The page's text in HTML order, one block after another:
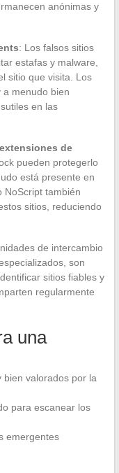
anónimas y
: Los falsos sitios
estafas y malware,
sitio que visita. Los
a menudo bien
en las
de
pueden protegerlo
está presente en
NoScript también
sitios, reduciendo
de intercambio
son
sitios fiables y
regularmente
una
bien valorados por la
para escanear los
emergentes